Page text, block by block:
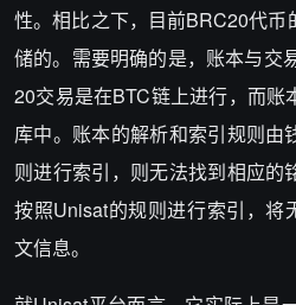
性。相比之下，目前BRC20代
储的。需要明确的是，账本与交
20交易是在BTC链上进行，而账
库中。账本的解析和索引规则由
则进行索引，则无法找到相应的
按照Unisat的规则进行索引，将
文信息。